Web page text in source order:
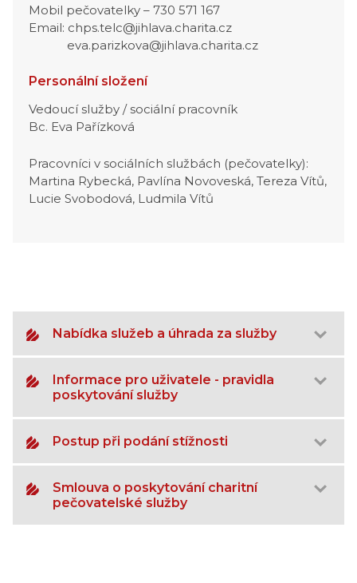
Mobil pečovatelky – 730 571 167
Email: chps.telc@jihlava.charita.cz
eva.parizkova@jihlava.charita.cz
Personální složení
Vedoucí služby / sociální pracovník
Bc. Eva Pařízková
Pracovníci v sociálních službách (pečovatelky):
Martina Rybecká, Pavlína Novoveská, Tereza Vítů,
Lucie Svobodová, Ludmila Vítů
N abídka služeb a úhrada za služby
nformace pro uživatele - pravidla
poskytování služby
Postup při podání stížnosti
Smlouva o poskytování charitní
pečovatelské služby